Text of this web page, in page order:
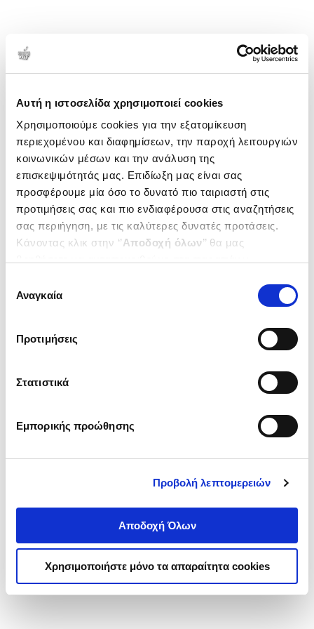
Αυτή η ιστοσελίδα χρησιμοποιεί cookies
Χρησιμοποιούμε cookies για την εξατομίκευση
περιεχομένου και διαφημίσεων, την παροχή λειτουργιών
κοινωνικών μέσων και την ανάλυση της
επισκεψιμότητάς μας. Επιδίωξη μας είναι σας
προσφέρουμε μία όσο το δυνατό πιο ταιριαστή στις
προτιμήσεις σας και πιο ενδιαφέρουσα στις αναζητήσεις
σας περιήγηση, με τις καλύτερες δυνατές προτάσεις.
Κάνοντας κλικ στην ‘’Αποδοχή όλων’’ θα μας
ενδιαφέρουν και να επιλέξετε από τα παρακάτω με την
΄΄και να ενημερωθείτε σχετικά με
συγκατάθεσης
Αναγκαία
Προτιμήσεις
Στατιστικά
Εμπορικής προώθησης
Προβολή λεπτομερειών
Αποδοχή Όλων
Χρησιμοποιήστε μόνο τα απαραίτητα cookies